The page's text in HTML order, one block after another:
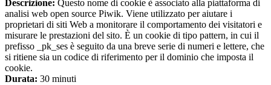
Descrizione: Questo nome di cookie è associato alla piattaforma di
analisi web open source Piwik. Viene utilizzato per aiutare i
proprietari di siti Web a monitorare il comportamento dei visitatori e
misurare le prestazioni del sito. È un cookie di tipo pattern, in cui il
prefisso _pk_ses è seguito da una breve serie di numeri e lettere, che
si ritiene sia un codice di riferimento per il dominio che imposta il
cookie.
Durata: 30 minuti